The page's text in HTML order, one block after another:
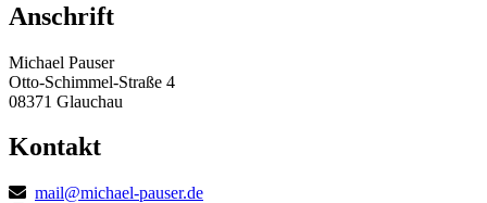
Anschrift
Michael Pauser
Otto-Schimmel-Straße 4
08371 Glauchau
Kontakt
mail@michael-pauser.de